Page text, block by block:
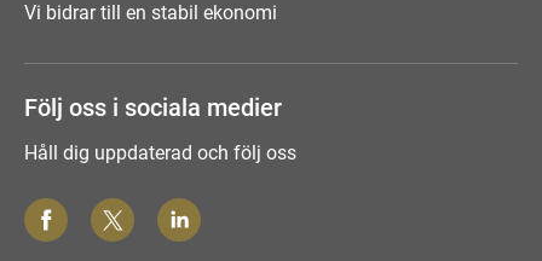
Vi bidrar till en stabil ekonomi
Följ oss i sociala medier
Håll dig uppdaterad och följ oss